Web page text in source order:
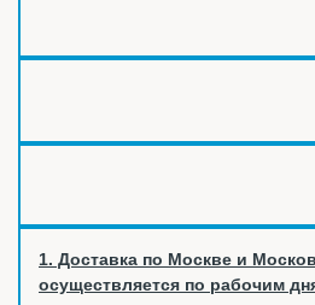
1. Доставка по Москве и
осуществляется по рабочим